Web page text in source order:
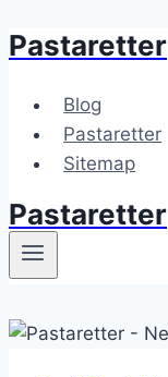
Fortsæt
indhold
Pastaretter
Blog
Pastaretter
Sitemap
Pastaretter